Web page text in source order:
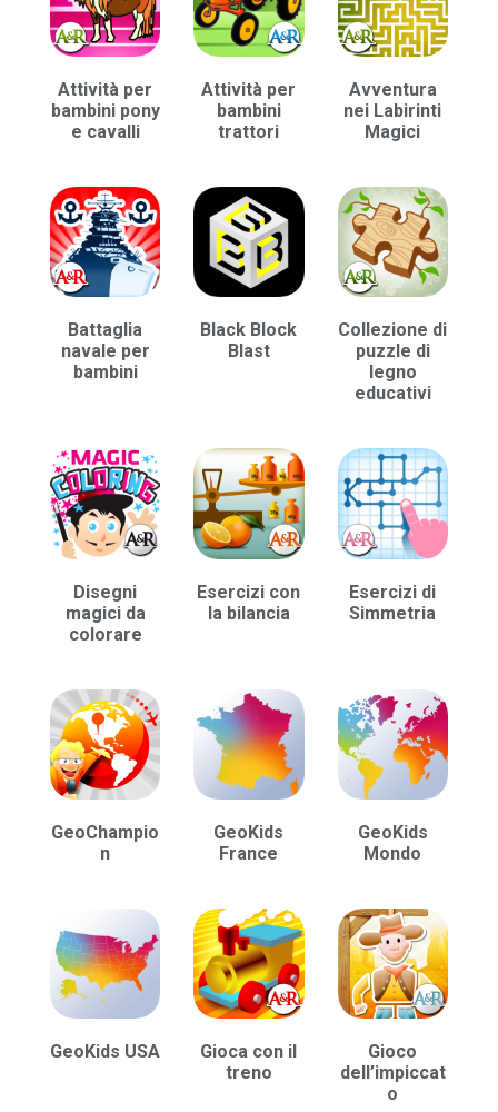
Attività per
bambini pony
e cavalli
Attività per
bambini
trattori
Avventura
nei Labirinti
Magici
Battaglia
navale per
bambini
Black Block
Blast
Collezione di
puzzle di
legno
educativi
Disegni
magici da
colorare
Esercizi con
la bilancia
Esercizi di
Simmetria
GeoChampio
n
GeoKids
France
GeoKids
Mondo
GeoKids USA
Gioca con il
treno
Gioco
dell’impiccat
o